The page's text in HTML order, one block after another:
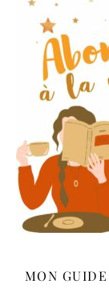
MON